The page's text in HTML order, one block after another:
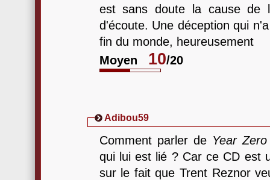
est sans doute la cause de
d'écoute. Une déception qui
fin du monde, heureusement
Moyen
10/20
Adibou59
Comment parler de Year Zero
qui lui est lié ? Car ce CD est
sur le fait que Trent Reznor